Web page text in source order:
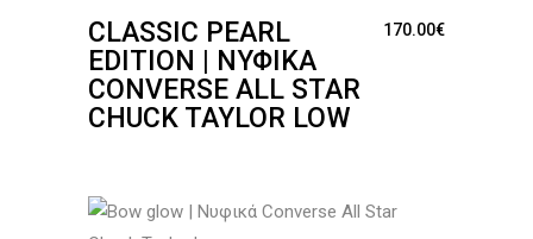
CLASSIC PEARL
EDITION | ΝΥΦΙΚΆ
CONVERSE ALL STAR
CHUCK TAYLOR LOW
170.00€